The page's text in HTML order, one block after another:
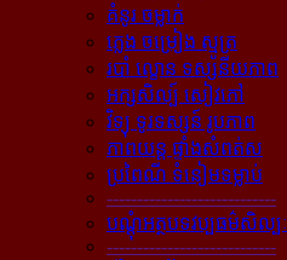
គំនូរ ចម្លាក់
ភ្លេង ចម្រៀង ស្មូត្រ
របាំ ល្ខោន ទស្សនីយភាព
អក្សសិល្ប៍ សៀវភៅ
វិទ្យុ ទូរទស្សន៍ រូបភាព
ភាពយន្ដ ផ្ទាំងសំពត់ស
ប្រពៃណី ទំនៀមទម្លាប់
----------------------------
បណ្ដុំអត្ថបទវប្បធម៌សិល្បៈ
----------------------------